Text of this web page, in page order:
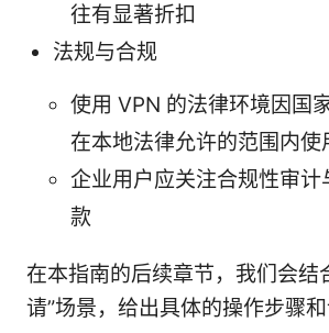
往有显著折扣
法规与合规
使用 VPN 的法律环境因国
在本地法律允许的范围内使
企业用户应关注合规性审计
款
在本指南的后续章节，我们会结
请”场景，给出具体的操作步骤和